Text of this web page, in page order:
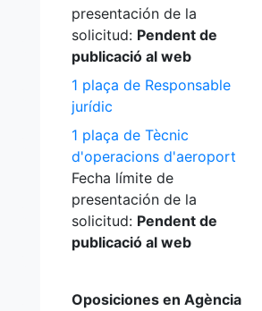
presentación de la
solicitud: Pendent de
publicació al web
1 plaça de Responsable
jurídic
1 plaça de Tècnic
d'operacions d'aeroport
Fecha límite de
presentación de la
solicitud: Pendent de
publicació al web
Oposiciones en Agència